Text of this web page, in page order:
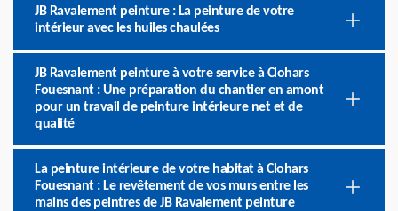
JB Ravalement peinture : La peinture de votre
intérieur avec les huiles chaulées
JB Ravalement peinture à votre service à Clohars
Fouesnant : Une préparation du chantier en amont
pour un travail de peinture intérieure net et de
qualité
La peinture intérieure de votre habitat à Clohars
Fouesnant : Le revêtement de vos murs entre les
mains des peintres de JB Ravalement peinture